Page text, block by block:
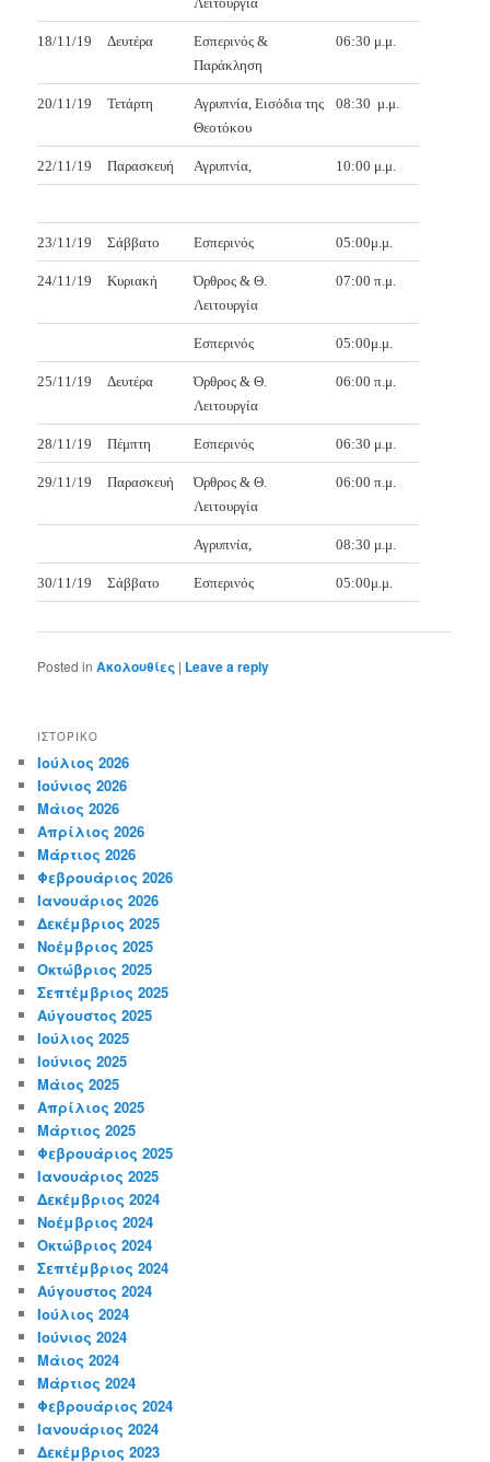
18/11/19 Δευτέρα
Εσπερινός &
Παράκληση
06:30 μ.μ.
20/11/19 Τετάρτη
Αγρυπνία, Εισόδια της
Θεοτόκου
08:30 μ.μ.
22/11/19 Παρασκευή Αγρυπνία, 10:00 μ.μ.
23/11/19 Σάββατο Εσπερινός 05:00μ.μ.
24/11/19 Κυριακή
Όρθρος & Θ.
Λειτουργία
07:00 π.μ.
Εσπερινός 05:00μ.μ.
25/11/19 Δευτέρα
Όρθρος & Θ.
Λειτουργία
06:00 π.μ.
28/11/19 Πέμπτη Εσπερινός 06:30 μ.μ.
29/11/19 Παρασκευή
Όρθρος & Θ.
Λειτουργία
06:00 π.μ.
Αγρυπνία, 08:30 μ.μ.
30/11/19 Σάββατο Εσπερινός 05:00μ.μ.
Posted in Ακολουθίες | Leave a reply
ΙΣΤΟΡΙΚΌ
Ιούλιος 2026
Ιούνιος 2026
Μάιος 2026
Απρίλιος 2026
Μάρτιος 2026
Φεβρουάριος 2026
Ιανουάριος 2026
Δεκέμβριος 2025
Νοέμβριος 2025
Οκτώβριος 2025
Σεπτέμβριος 2025
Αύγουστος 2025
Ιούλιος 2025
Ιούνιος 2025
Μάιος 2025
Απρίλιος 2025
Μάρτιος 2025
Φεβρουάριος 2025
Ιανουάριος 2025
Δεκέμβριος 2024
Νοέμβριος 2024
Οκτώβριος 2024
Σεπτέμβριος 2024
Αύγουστος 2024
Ιούλιος 2024
Ιούνιος 2024
Μάιος 2024
Μάρτιος 2024
Φεβρουάριος 2024
Ιανουάριος 2024
Δεκέμβριος 2023